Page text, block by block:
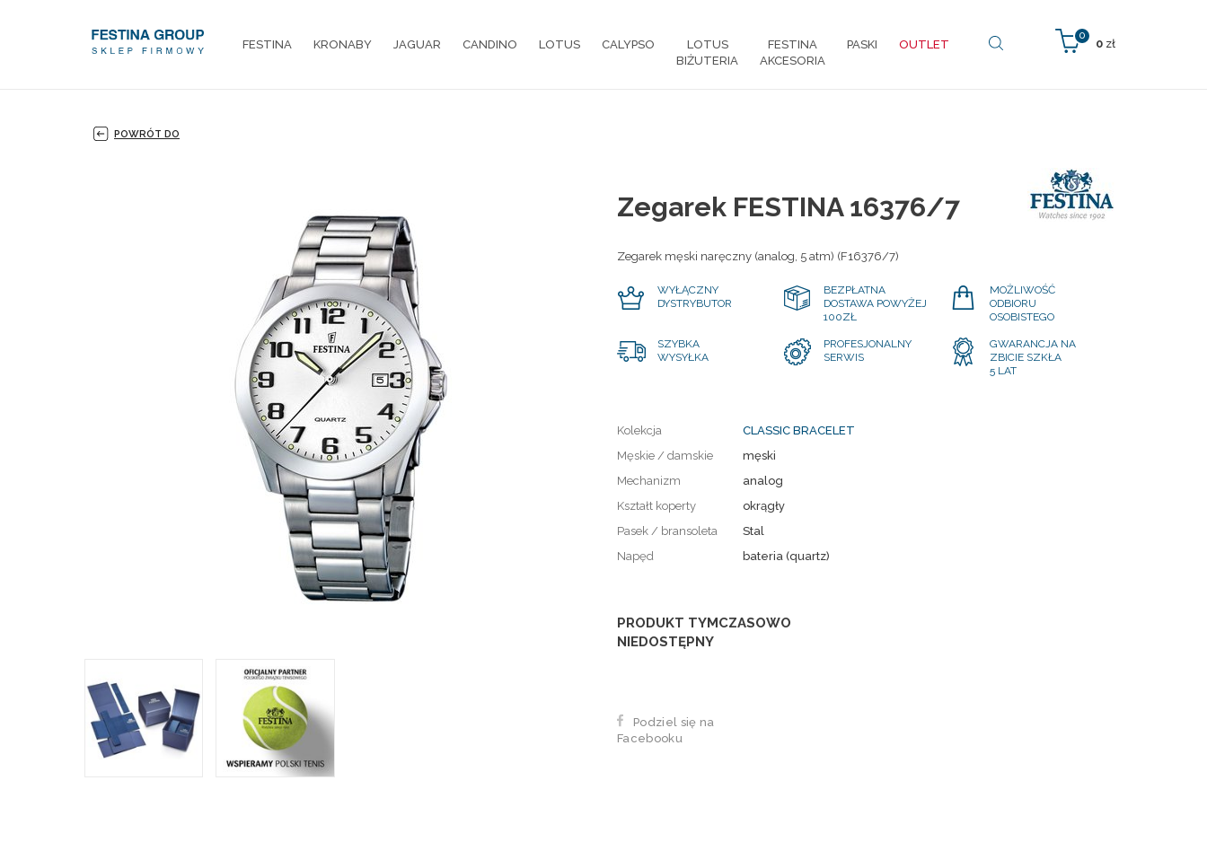
0
0 zł
FESTINA KRONABY JAGUAR CANDINO LOTUS CALYPSO
LOTUS
BIŻUTERIA
FESTINA
AKCESORIA
PASKI OUTLET
POWRÓT DO
Zegarek FESTINA 16376/7
Zegarek męski naręczny (analog, 5 atm) (F16376/7)
WYŁĄCZNY
DYSTRYBUTOR
BEZPŁATNA
DOSTAWA POWYŻEJ
100ZŁ
MOŻLIWOŚĆ
ODBIORU
OSOBISTEGO
SZYBKA
WYSYŁKA
PROFESJONALNY
SERWIS
GWARANCJA NA
ZBICIE SZKŁA
5 LAT
Kolekcja
CLASSIC BRACELET
Męskie / damskie
męski
Mechanizm
analog
Kształt koperty
okrągły
Pasek / bransoleta
Stal
Napęd
bateria (quartz)
PRODUKT TYMCZASOWO
NIEDOSTĘPNY
Podziel się na
Facebooku